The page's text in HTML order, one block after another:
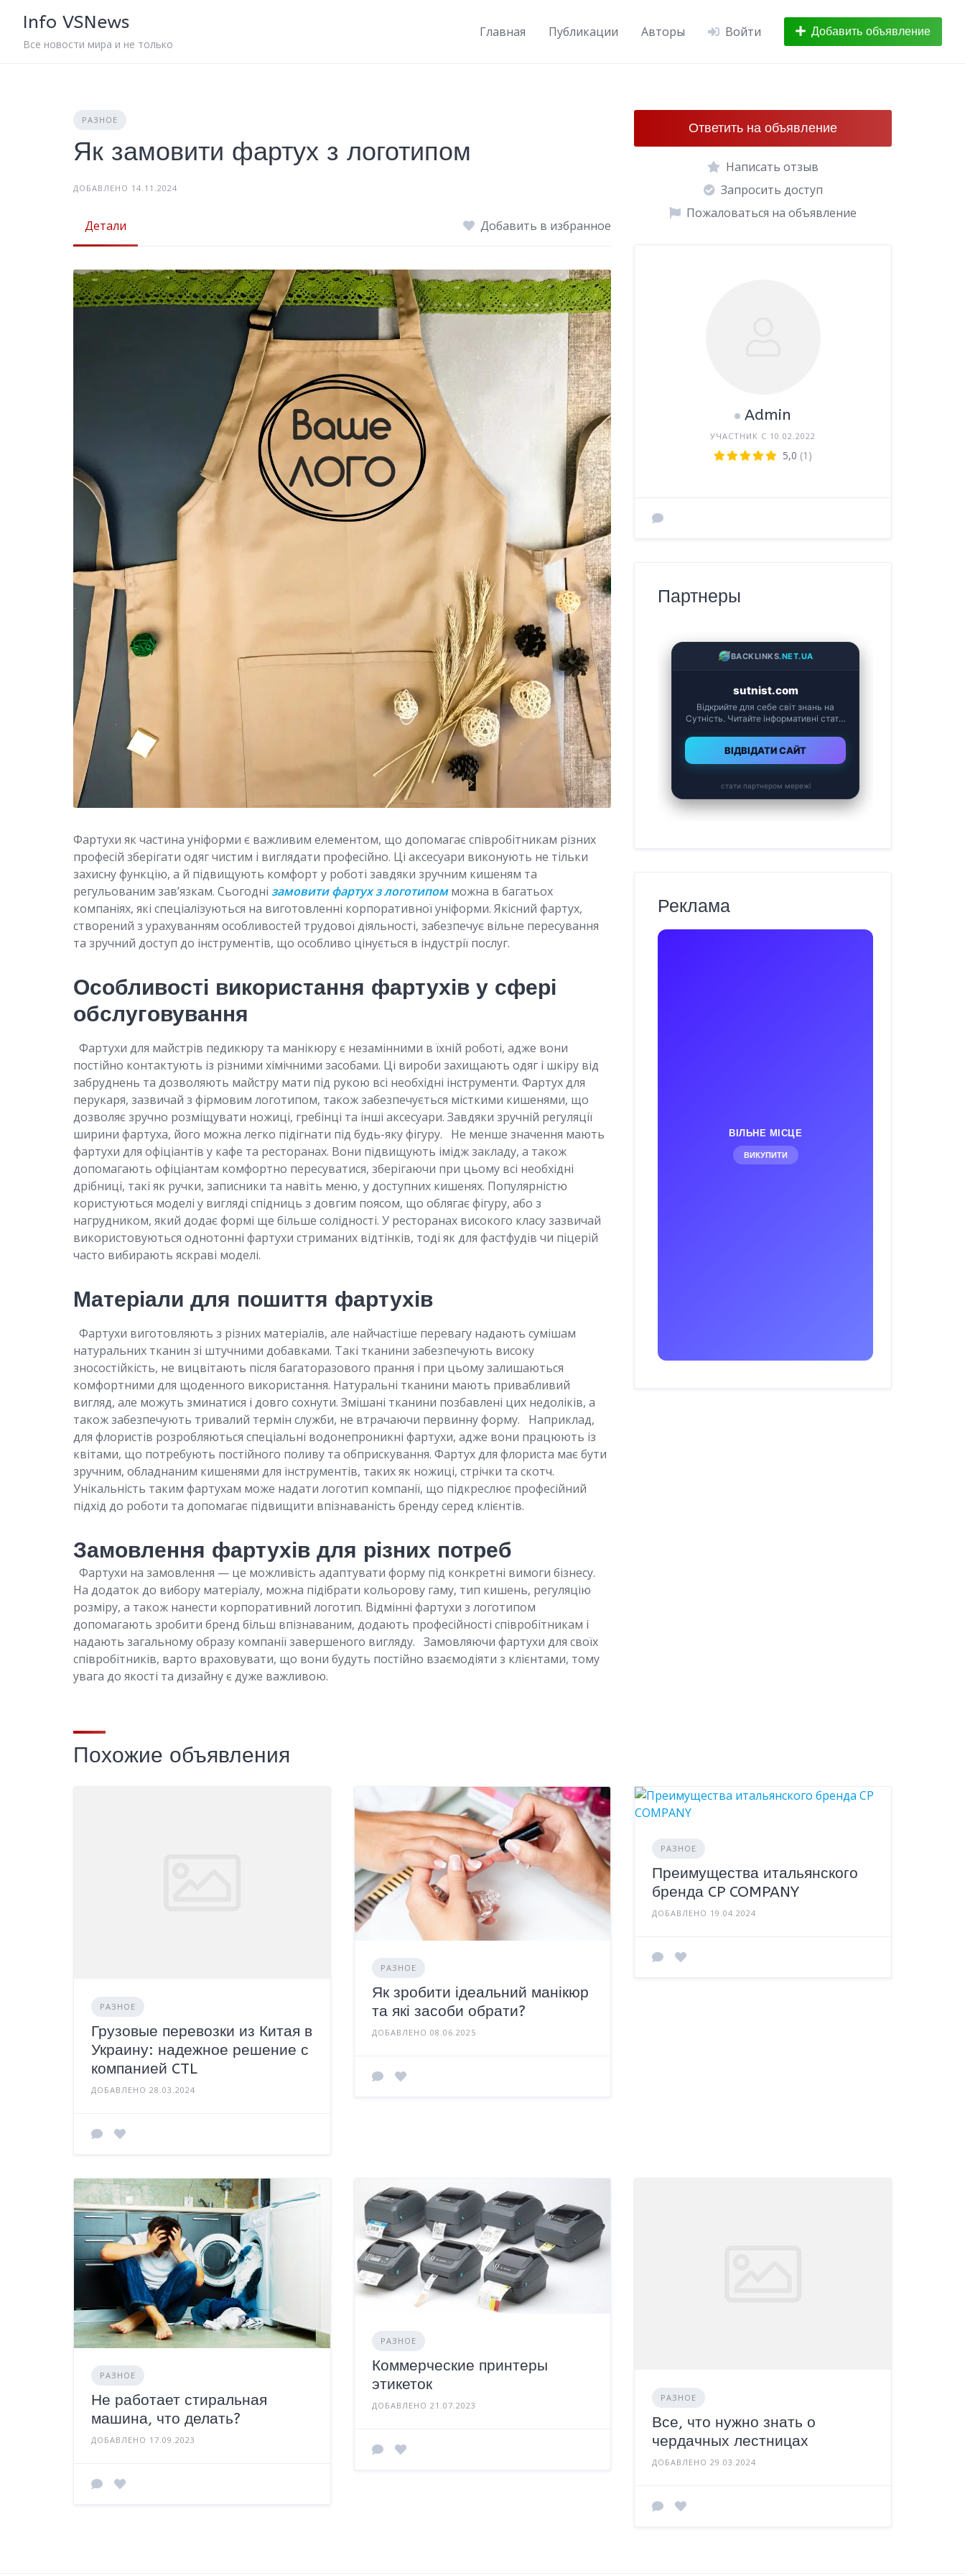
content
Info VSNews
Все новости мира и не только
Главная Публикации Авторы Войти Добавить объявление
РАЗНОЕ
Як замовити фартух з логотипом
ДОБАВЛЕНО 14.11.2024
Детали Добавить в избранное
Фартухи як частина уніформи є важливим елементом, що допомагає співробітникам різних
професій зберігати одяг чистим і виглядати професійно. Ці аксесуари виконують не тільки
захисну функцію, а й підвищують комфорт у роботі завдяки зручним кишеням та
регульованим зав’язкам. Сьогодні замовити фартух з логотипомможна в багатьох
компаніях, які спеціалізуються на виготовленні корпоративної уніформи. Якісний фартух,
створений з урахуванням особливостей трудової діяльності, забезпечує вільне пересування
та зручний доступ до інструментів, що особливо цінується в індустрії послуг.
Особливості використання фартухів у сфері
обслуговування
Фартухи для майстрів педикюру та манікюру є незамінними в їхній роботі, адже вони
постійно контактують із різними хімічними засобами. Ці вироби захищають одяг і шкіру від
забруднень та дозволяють майстру мати під рукою всі необхідні інструменти. Фартух для
перукаря, зазвичай з фірмовим логотипом, також забезпечується місткими кишенями, що
дозволяє зручно розміщувати ножиці, гребінці та інші аксесуари. Завдяки зручній регуляції
ширини фартуха, його можна легко підігнати під будь-яку фігуру. Не менше значення мають
фартухи для офіціантів у кафе та ресторанах. Вони підвищують імідж закладу, а також
допомагають офіціантам комфортно пересуватися, зберігаючи при цьому всі необхідні
дрібниці, такі як ручки, записники та навіть меню, у доступних кишенях. Популярністю
користуються моделі у вигляді спідниць з довгим поясом, що облягає фігуру, або з
нагрудником, який додає формі ще більше солідності. У ресторанах високого класу зазвичай
використовуються однотонні фартухи стриманих відтінків, тоді як для фастфудів чи піцерій
часто вибирають яскраві моделі.
Матеріали для пошиття фартухів
Фартухи виготовляють з різних матеріалів, але найчастіше перевагу надають сумішам
натуральних тканин зі штучними добавками. Такі тканини забезпечують високу
зносостійкість, не вицвітають після багаторазового прання і при цьому залишаються
комфортними для щоденного використання. Натуральні тканини мають привабливий
вигляд, але можуть зминатися і довго сохнути. Змішані тканини позбавлені цих недоліків, а
також забезпечують тривалий термін служби, не втрачаючи первинну форму. Наприклад,
для флористів розробляються спеціальні водонепроникні фартухи, адже вони працюють із
квітами, що потребують постійного поливу та обприскування. Фартух для флориста має бути
зручним, обладнаним кишенями для інструментів, таких як ножиці, стрічки та скотч.
Унікальність таким фартухам може надати логотип компанії, що підкреслює професійний
підхід до роботи та допомагає підвищити впізнаваність бренду серед клієнтів.
Замовлення фартухів для різних потреб
Фартухи на замовлення — це можливість адаптувати форму під конкретні вимоги бізнесу.
На додаток до вибору матеріалу, можна підібрати кольорову гаму, тип кишень, регуляцію
розміру, а також нанести корпоративний логотип. Відмінні фартухи з логотипом
допомагають зробити бренд більш впізнаваним, додають професійності співробітникам і
надають загальному образу компанії завершеного вигляду. Замовляючи фартухи для своїх
співробітників, варто враховувати, що вони будуть постійно взаємодіяти з клієнтами, тому
увага до якості та дизайну є дуже важливою.
Ответить на объявление
Написать отзыв
Запросить доступ
Пожаловаться на объявление
Admin
УЧАСТНИК С 10.02.2022
5,0 (1)
Партнеры
Реклама
ВІЛЬНЕ МІСЦЕ
ВИКУПИТИ
Похожие объявления
РАЗНОЕ
Грузовые перевозки из Китая в
Украину: надежное решение с
компанией CTL
ДОБАВЛЕНО 28.03.2024
РАЗНОЕ
Як зробити ідеальний манікюр
та які засоби обрати?
ДОБАВЛЕНО 08.06.2025
РАЗНОЕ
Преимущества итальянского
бренда CP COMPANY
ДОБАВЛЕНО 19.04.2024
РАЗНОЕ
Не работает стиральная
машина, что делать?
ДОБАВЛЕНО 17.09.2023
РАЗНОЕ
Коммерческие принтеры
этикеток
ДОБАВЛЕНО 21.07.2023
РАЗНОЕ
Все, что нужно знать о
чердачных лестницах
ДОБАВЛЕНО 29.03.2024